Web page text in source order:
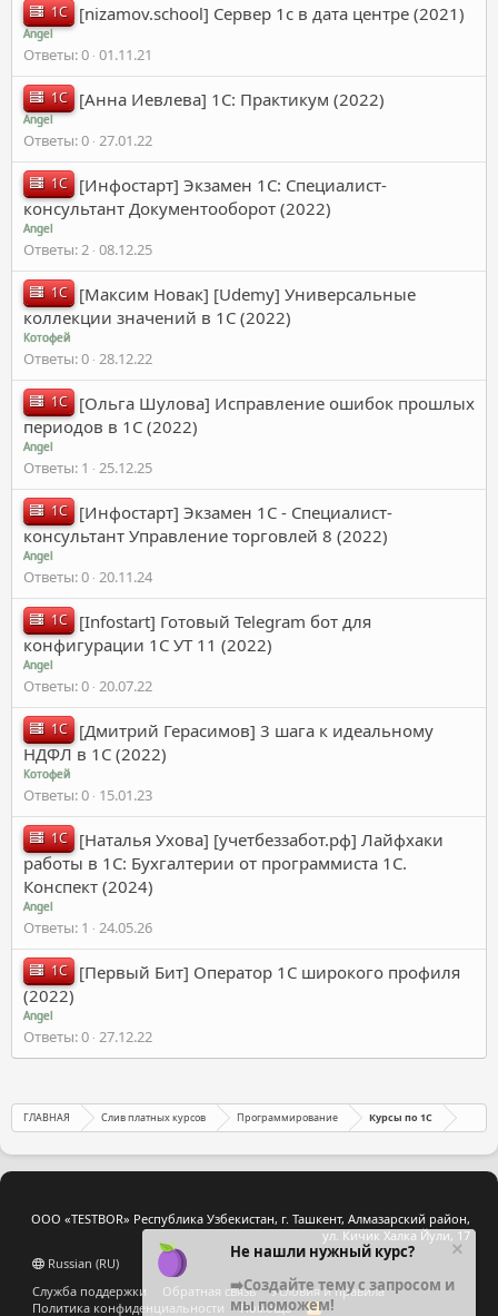
1C [nizamov.school] Сервер 1с в дата центре (2021)
Angel
Ответы 0 01.11.21
1C [Анна Иевлева] 1С: Практикум (2022)
Angel
Ответы 0 27.01.22
1C
[Инфостарт] Экзамен 1С: Специалист-
консультант Документооборот (2022)
Angel
Ответы 2 08.12.25
1C
[Максим Новак] [Udemy] Универсальные
коллекции значений в 1С (2022)
Котофей
Ответы 0 28.12.22
1C
[Ольга Шулова] Исправление ошибок прошлых
периодов в 1С (2022)
Angel
Ответы 1 25.12.25
1C
[Инфостарт] Экзамен 1С - Специалист-
консультант Управление торговлей 8 (2022)
Angel
Ответы 0 20.11.24
1C
[Infostart] Готовый Telegram бот для
конфигурации 1С УТ 11 (2022)
Angel
Ответы 0 20.07.22
1C
[Дмитрий Герасимов] 3 шага к идеальному
НДФЛ в 1С (2022)
Котофей
Ответы 0 15.01.23
1C
[Наталья Ухова] [учетбеззабот.рф] Лайфхаки
работы в 1С: Бухгалтерии от программиста 1С.
Конспект (2024)
Angel
Ответы 1 24.05.26
1C
[Первый Бит] Оператор 1С широкого профиля
(2022)
Angel
Ответы 0 27.12.22
ГЛАВНАЯ Слив платных курсов Программирование Курсы по 1C
ООО «TESTBOR» Республика Узбекистан, г. Ташкент, Алмазарский район,
ул. Кичик Халка Йули, 17
Russian (RU)
Служба поддержки
Обратная связь
Условия и правила
Политика конфиденциальности
Помощь
R
Не нашли нужный курс?
➡️Создайте тему с запросом и
мы поможем!